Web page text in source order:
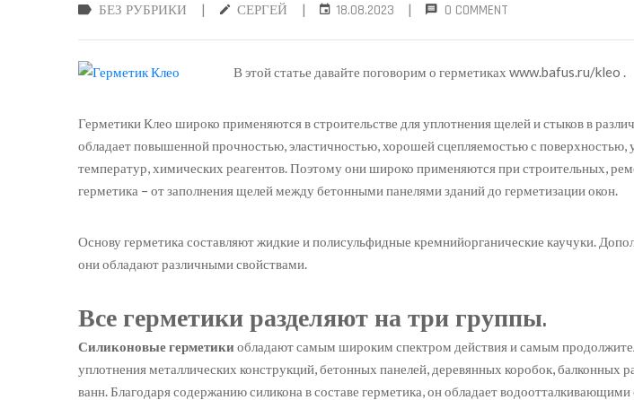
БЕЗ РУБРИКИ | СЕРГЕЙ | 18.08.2023 | 0 COMMENT
В этой статье давайте поговорим о герметиках www.bafus.ru/kleo .
Герметики Клео широко применяются в строительстве для уплотнения щелей и стыков в
обладает повышенной прочностью, эластичностью, хорошей сцепляемостью с
температур, химических реагентов. Поэтому они широко применяются при строительных,
герметика – от заполнения щелей между бетонными панелями зданий до герметизации окон.
Основу герметика составляют жидкие и полисульфидные кремнийорганические каучуки.
они обладают различными свойствами.
Все герметики разделяют на три группы.
Силиконовые герметики обладают самым широким спектром действия и самым
уплотнения металлических конструкций, бетонных панелей, деревянных коробок, балконных
ванн. Благодаря содержанию силикона в составе герметика, он обладает